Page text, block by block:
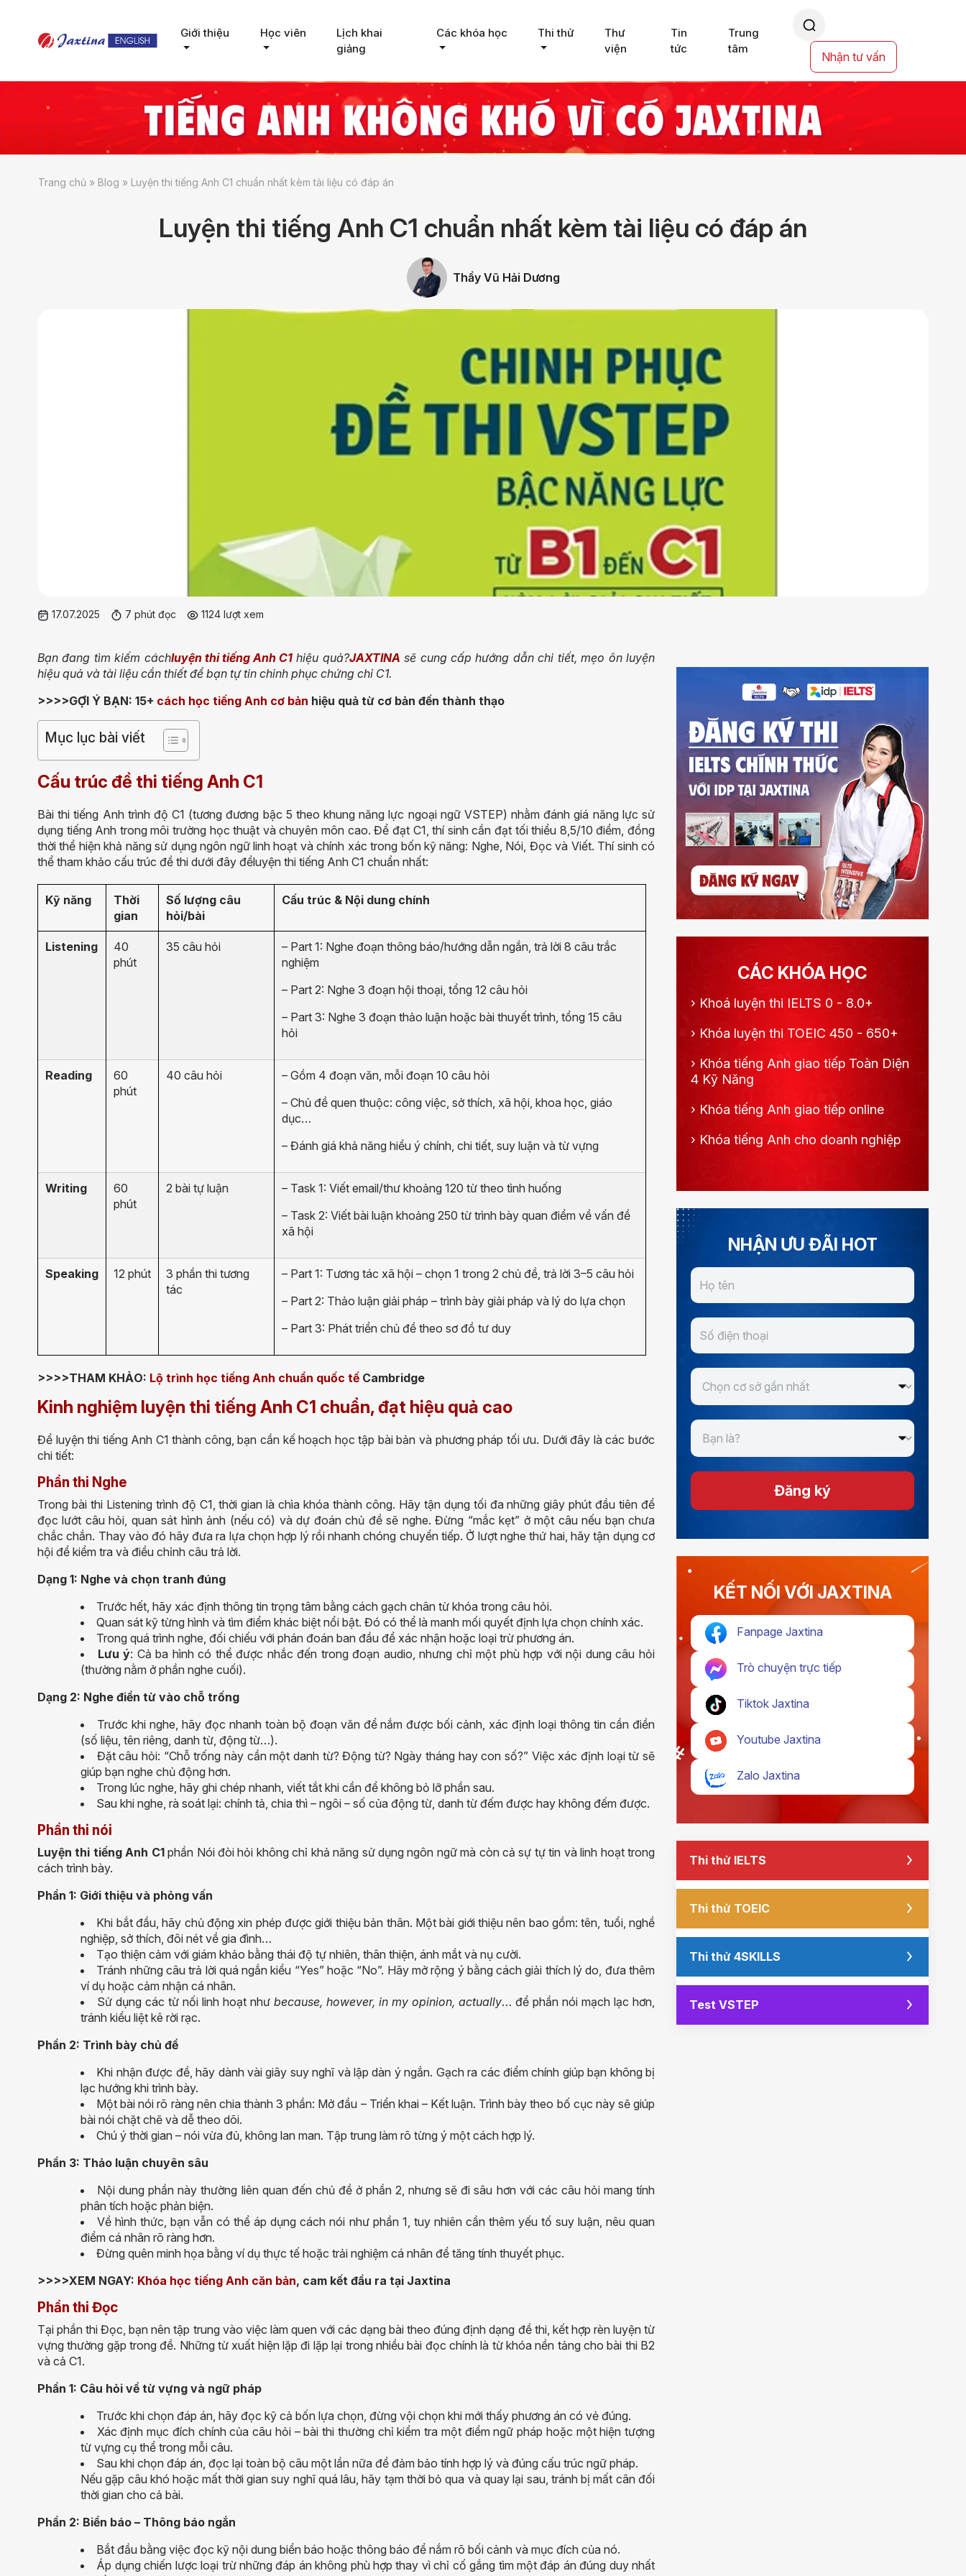
Giới thiệu Học viên
Lịch khai
giảng
Các khóa học Thi thử
Thư
viện
Tin
tức
Trung
tâm
Nhận tư vấn
Trang chủ » Blog » Luyện thi tiếng Anh C1 chuẩn nhất kèm tài liệu có đáp án
Luyện thi tiếng Anh C1 chuẩn nhất kèm tài liệu có đáp án
Thầy Vũ Hải Dương
17.07.2025 7 phút đọc 1124 lượt xem
Bạn đang tìm kiếm cáchluyện thi tiếng Anh C1hiệu quả?JAXTINA sẽ cung cấp hướng dẫn chi tiết, mẹo ôn luyện
hiệu quả và tài liệu cần thiết để bạn tự tin chinh phục chứng chỉ C1.
>>>>GỢI Ý BẠN: 15+ cách học tiếng Anh cơ bản hiệu quả từ cơ bản đến thành thạo
Mục lục bài viết
Cấu trúc đề thi tiếng Anh C1
Bài thi tiếng Anh trình độ C1 (tương đương bậc 5 theo khung năng lực ngoại ngữ VSTEP) nhằm đánh giá năng lực sử
dụng tiếng Anh trong môi trường học thuật và chuyên môn cao. Để đạt C1, thí sinh cần đạt tối thiểu 8,5/10 điểm, đồng
thời thể hiện khả năng sử dụng ngôn ngữ linh hoạt và chính xác trong bốn kỹ năng: Nghe, Nói, Đọc và Viết. Thí sinh có
thể tham khảo cấu trúc đề thi dưới đây đểluyện thi tiếng Anh C1 chuẩn nhất:
Kỹ năng
Thời
gian
Số lượng câu
hỏi/bài
Cấu trúc & Nội dung chính
Listening
40
phút
35 câu hỏi
– Part 1: Nghe đoạn thông báo/hướng dẫn ngắn, trả lời 8 câu trắc
nghiệm
– Part 2: Nghe 3 đoạn hội thoại, tổng 12 câu hỏi
– Part 3: Nghe 3 đoạn thảo luận hoặc bài thuyết trình, tổng 15 câu
hỏi
Reading
60
phút
40 câu hỏi
– Gồm 4 đoạn văn, mỗi đoạn 10 câu hỏi
– Chủ đề quen thuộc: công việc, sở thích, xã hội, khoa học, giáo
dục…
– Đánh giá khả năng hiểu ý chính, chi tiết, suy luận và từ vựng
Writing
60
phút
2 bài tự luận
– Task 1: Viết email/thư khoảng 120 từ theo tình huống
– Task 2: Viết bài luận khoảng 250 từ trình bày quan điểm về vấn đề
xã hội
Speaking 12 phút
3 phần thi tương
tác
– Part 1: Tương tác xã hội – chọn 1 trong 2 chủ đề, trả lời 3–5 câu hỏi
– Part 2: Thảo luận giải pháp – trình bày giải pháp và lý do lựa chọn
– Part 3: Phát triển chủ đề theo sơ đồ tư duy
>>>>THAM KHẢO: Lộ trình học tiếng Anh chuẩn quốc tế Cambridge
Kinh nghiệm luyện thi tiếng Anh C1 chuẩn, đạt hiệu quả cao
Để luyện thi tiếng Anh C1 thành công, bạn cần kế hoạch học tập bài bản và phương pháp tối ưu. Dưới đây là các bước
chi tiết:
Phần thi Nghe
Trong bài thi Listening trình độ C1, thời gian là chìa khóa thành công. Hãy tận dụng tối đa những giây phút đầu tiên để
đọc lướt câu hỏi, quan sát hình ảnh (nếu có) và dự đoán chủ đề sẽ nghe. Đừng “mắc kẹt” ở một câu nếu bạn chưa
chắc chắn. Thay vào đó hãy đưa ra lựa chọn hợp lý rồi nhanh chóng chuyển tiếp. Ở lượt nghe thứ hai, hãy tận dụng cơ
hội để kiểm tra và điều chỉnh câu trả lời.
Dạng 1: Nghe và chọn tranh đúng
Trước hết, hãy xác định thông tin trọng tâm bằng cách gạch chân từ khóa trong câu hỏi.
Quan sát kỹ từng hình và tìm điểm khác biệt nổi bật. Đó có thể là manh mối quyết định lựa chọn chính xác.
Trong quá trình nghe, đối chiếu với phán đoán ban đầu để xác nhận hoặc loại trừ phương án.
Lưu ý: Cả ba hình có thể được nhắc đến trong đoạn audio, nhưng chỉ một phù hợp với nội dung câu hỏi
(thường nằm ở phần nghe cuối).
Dạng 2: Nghe điền từ vào chỗ trống
Trước khi nghe, hãy đọc nhanh toàn bộ đoạn văn để nắm được bối cảnh, xác định loại thông tin cần điền
(số liệu, tên riêng, danh từ, động từ…).
Đặt câu hỏi: “Chỗ trống này cần một danh từ? Động từ? Ngày tháng hay con số?” Việc xác định loại từ sẽ
giúp bạn nghe chủ động hơn.
Trong lúc nghe, hãy ghi chép nhanh, viết tắt khi cần để không bỏ lỡ phần sau.
Sau khi nghe, rà soát lại: chính tả, chia thì – ngôi – số của động từ, danh từ đếm được hay không đếm được.
Phần thi nói
Luyện thi tiếng Anh C1phần Nói đòi hỏi không chỉ khả năng sử dụng ngôn ngữ mà còn cả sự tự tin và linh hoạt trong
cách trình bày.
Phần 1: Giới thiệu và phỏng vấn
Khi bắt đầu, hãy chủ động xin phép được giới thiệu bản thân. Một bài giới thiệu nên bao gồm: tên, tuổi, nghề
nghiệp, sở thích, đôi nét về gia đình…
Tạo thiện cảm với giám khảo bằng thái độ tự nhiên, thân thiện, ánh mắt và nụ cười.
Tránh những câu trả lời quá ngắn kiểu “Yes” hoặc “No”. Hãy mở rộng ý bằng cách giải thích lý do, đưa thêm
ví dụ hoặc cảm nhận cá nhân.
Sử dụng các từ nối linh hoạt như because, however, in my opinion, actually… để phần nói mạch lạc hơn,
tránh kiểu liệt kê rời rạc.
Phần 2: Trình bày chủ đề
Khi nhận được đề, hãy dành vài giây suy nghĩ và lập dàn ý ngắn. Gạch ra các điểm chính giúp bạn không bị
lạc hướng khi trình bày.
Một bài nói rõ ràng nên chia thành 3 phần: Mở đầu – Triển khai – Kết luận. Trình bày theo bố cục này sẽ giúp
bài nói chặt chẽ và dễ theo dõi.
Chú ý thời gian – nói vừa đủ, không lan man. Tập trung làm rõ từng ý một cách hợp lý.
Phần 3: Thảo luận chuyên sâu
Nội dung phần này thường liên quan đến chủ đề ở phần 2, nhưng sẽ đi sâu hơn với các câu hỏi mang tính
phân tích hoặc phản biện.
Về hình thức, bạn vẫn có thể áp dụng cách nói như phần 1, tuy nhiên cần thêm yếu tố suy luận, nêu quan
điểm cá nhân rõ ràng hơn.
Đừng quên minh họa bằng ví dụ thực tế hoặc trải nghiệm cá nhân để tăng tính thuyết phục.
>>>>XEM NGAY: Khóa học tiếng Anh căn bản, cam kết đầu ra tại Jaxtina
Phần thi Đọc
Tại phần thi Đọc, bạn nên tập trung vào việc làm quen với các dạng bài theo đúng định dạng đề thi, kết hợp rèn luyện từ
vựng thường gặp trong đề. Những từ xuất hiện lặp đi lặp lại trong nhiều bài đọc chính là từ khóa nền tảng cho bài thi B2
và cả C1.
Phần 1: Câu hỏi về từ vựng và ngữ pháp
Trước khi chọn đáp án, hãy đọc kỹ cả bốn lựa chọn, đừng vội chọn khi mới thấy phương án có vẻ đúng.
Xác định mục đích chính của câu hỏi – bài thi thường chỉ kiểm tra một điểm ngữ pháp hoặc một hiện tượng
từ vựng cụ thể trong mỗi câu.
Sau khi chọn đáp án, đọc lại toàn bộ câu một lần nữa để đảm bảo tính hợp lý và đúng cấu trúc ngữ pháp.
Nếu gặp câu khó hoặc mất thời gian suy nghĩ quá lâu, hãy tạm thời bỏ qua và quay lại sau, tránh bị mất cân đối
thời gian cho cả bài.
Phần 2: Biển báo – Thông báo ngắn
Bắt đầu bằng việc đọc kỹ nội dung biển báo hoặc thông báo để nắm rõ bối cảnh và mục đích của nó.
Áp dụng chiến lược loại trừ những đáp án không phù hợp thay vì chỉ cố gắng tìm một đáp án đúng duy nhất
CÁC KHÓA HỌC
› Khoá luyện thi IELTS 0 - 8.0+
› Khóa luyện thi TOEIC 450 - 650+
› Khóa tiếng Anh giao tiếp Toàn Diện
4 Kỹ Năng
› Khóa tiếng Anh giao tiếp online
› Khóa tiếng Anh cho doanh nghiệp
NHẬN ƯU ĐÃI HOT
Đăng ký
KẾT NỐI VỚI JAXTINA
Fanpage Jaxtina
Trò chuyện trực tiếp
Tiktok Jaxtina
Youtube Jaxtina
Zalo Jaxtina
Thi thử IELTS
Thi thử TOEIC
Thi thử 4SKILLS
Test VSTEP